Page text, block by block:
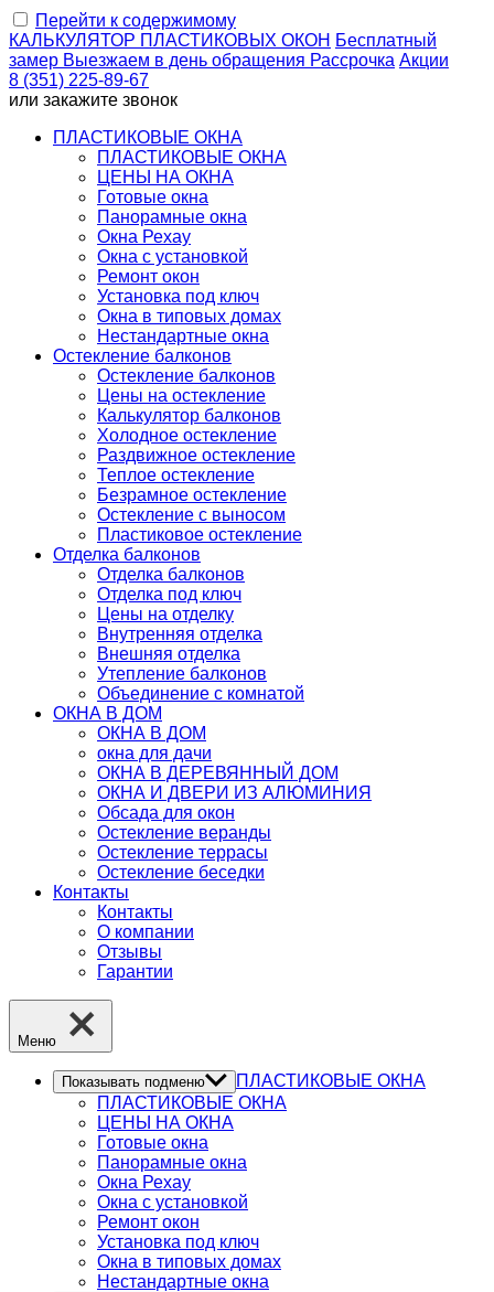
Перейти к содержимому
КАЛЬКУЛЯТОР ПЛАСТИКОВЫХ ОКОН Бесплатный
замер Выезжаем в день обращения Рассрочка Акции
8 (351) 225-89-67
или закажите звонок
ПЛАСТИКОВЫЕ ОКНА
ПЛАСТИКОВЫЕ ОКНА
ЦЕНЫ НА ОКНА
Готовые окна
Панорамные окна
Окна Рехау
Окна с установкой
Ремонт окон
Установка под ключ
Окна в типовых домах
Нестандартные окна
Остекление балконов
Остекление балконов
Цены на остекление
Калькулятор балконов
Холодное остекление
Раздвижное остекление
Теплое остекление
Безрамное остекление
Остекление с выносом
Пластиковое остекление
Отделка балконов
Отделка балконов
Отделка под ключ
Цены на отделку
Внутренняя отделка
Внешняя отделка
Утепление балконов
Объединение с комнатой
ОКНА В ДОМ
ОКНА В ДОМ
окна для дачи
ОКНА В ДЕРЕВЯННЫЙ ДОМ
ОКНА И ДВЕРИ ИЗ АЛЮМИНИЯ
Обсада для окон
Остекление веранды
Остекление террасы
Остекление беседки
Контакты
Контакты
О компании
Отзывы
Гарантии
Меню
Показывать подменю
ПЛАСТИКОВЫЕ ОКНА
ПЛАСТИКОВЫЕ ОКНА
ЦЕНЫ НА ОКНА
Готовые окна
Панорамные окна
Окна Рехау
Окна с установкой
Ремонт окон
Установка под ключ
Окна в типовых домах
Нестандартные окна